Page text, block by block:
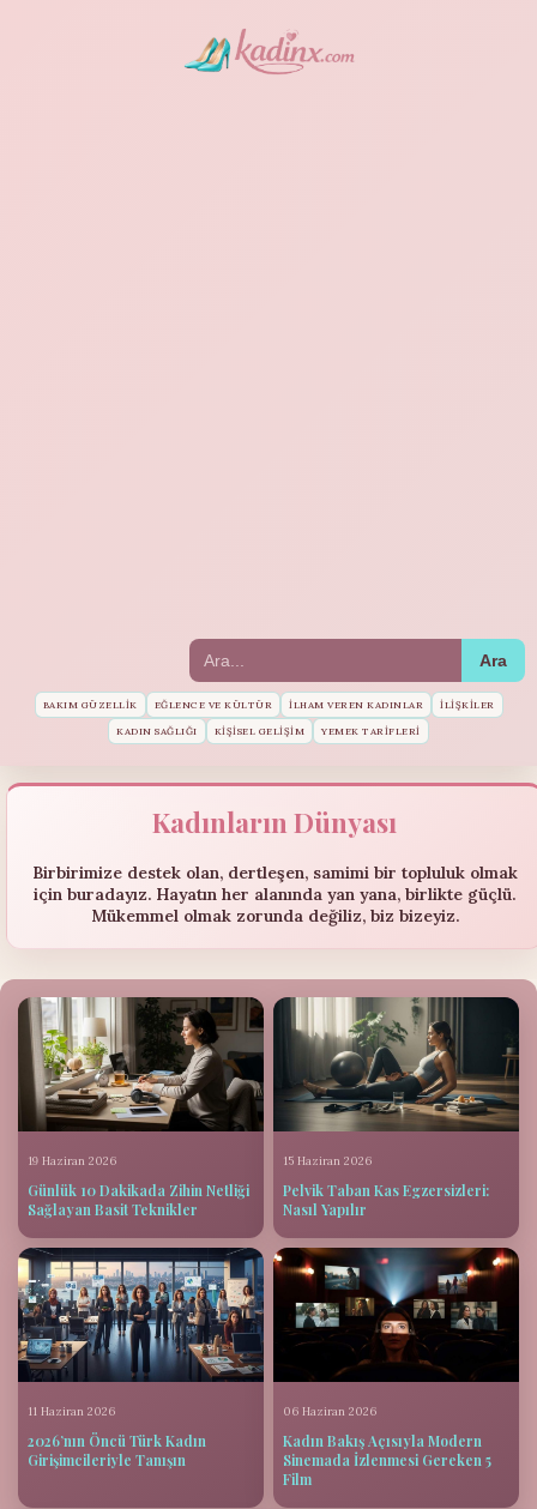
BAKIM GÜZELLIK EĞLENCE VE KÜLTÜR İLHAM VEREN KADINLAR İLIŞKILER
KADIN SAĞLIĞI KIŞISEL GELIŞIM YEMEK TARIFLERI
Ara
Kadınların Dünyası
Birbirimize destek olan, dertleşen, samimi bir topluluk olmak
için buradayız. Hayatın her alanında yan yana, birlikte güçlü.
Mükemmel olmak zorunda değiliz, biz bizeyiz.
19 Haziran 2026
Günlük 10 Dakikada Zihin Netliği
Sağlayan Basit Teknikler
15 Haziran 2026
Pelvik Taban Kas Egzersizleri:
Nasıl Yapılır
11 Haziran 2026
2026’nın Öncü Türk Kadın
Girişimcileriyle Tanışın
06 Haziran 2026
Kadın Bakış Açısıyla Modern
Sinemada İzlenmesi Gereken 5
Film